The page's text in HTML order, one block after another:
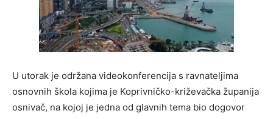
U utorak je održana videokonferencija s ravnateljima
osnovnih škola kojima je Koprivničko-križevačka županija
osnivač, na kojoj je jedna od glavnih tema bio dogovor